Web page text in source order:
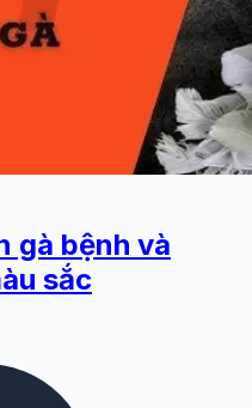
gà bệnh và
sắc